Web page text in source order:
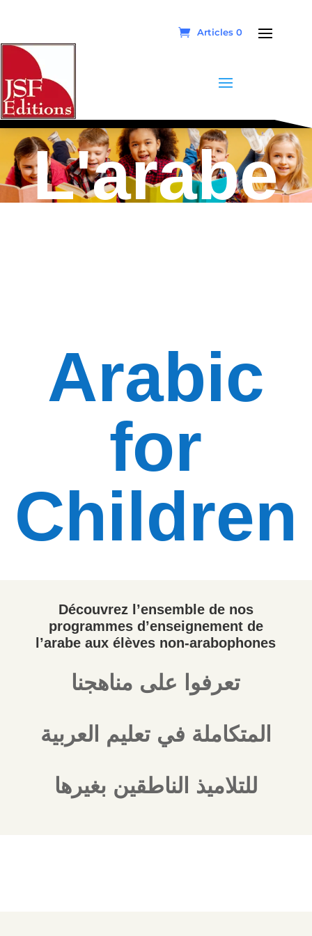
Articles 0
L'arabe
Arabic
for
Children
Découvrez l’ensemble de nos
programmes d’enseignement de
l’arabe aux élèves non-arabophones
تعرفوا على مناهجنا
المتكاملة في تعليم العربية
للتلاميذ الناطقين بغيرها